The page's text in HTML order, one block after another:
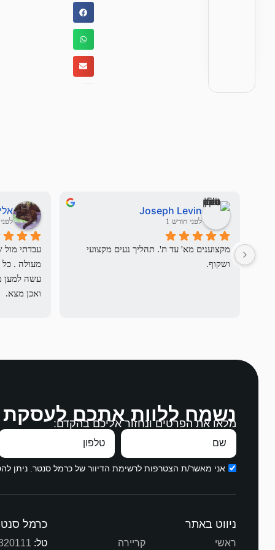
Joseph Levin
לפני חודש 1
ושקוף.
לפני 3 חודשים
ואכן מצא.
בהקשבה,
עבודה
תודה
נשמח ללוות אתכם
מלאו את הפרטים ונחזור אליכם בהקדם:
אני מאשר/ת הצטרפות לרשימת הדיוור של כרמל סנטר. ניתן
ניווט באתר
ראשי קריירה
כרמל
טל: